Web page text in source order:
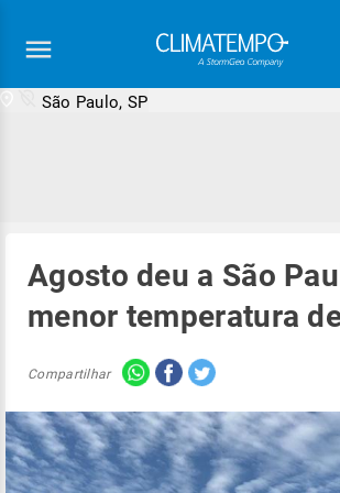
São Paulo, SP
Agosto deu a São
menor temperatura
Compartilhar